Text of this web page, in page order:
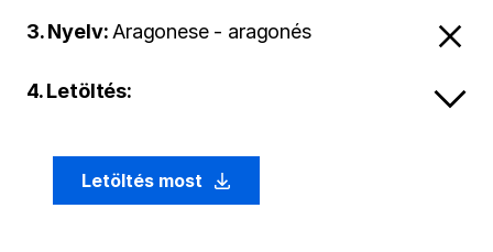
3. Nyelv: Aragonese - aragonés
4. Letöltés:
Letöltés most